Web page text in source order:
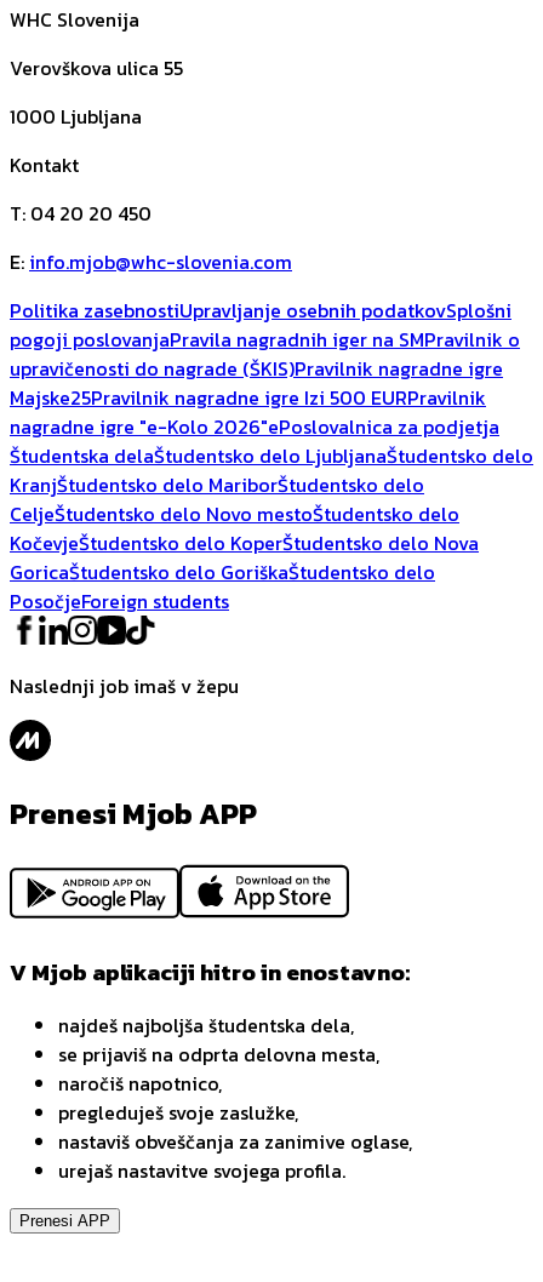
WHC Slovenija
Verovškova ulica 55
1000 Ljubljana
Kontakt
T: 04 20 20 450
E: info.mjob@whc-slovenia.com
Politika zasebnostiUpravljanje osebnih podatkovSplošni
pogoji poslovanjaPravila nagradnih iger na SMPravilnik o
upravičenosti do nagrade (ŠKIS)Pravilnik nagradne igre
Majske25Pravilnik nagradne igre Izi 500 EURPravilnik
nagradne igre "e-Kolo 2026"ePoslovalnica za podjetja
Študentska delaŠtudentsko delo LjubljanaŠtudentsko delo
KranjŠtudentsko delo MariborŠtudentsko delo
CeljeŠtudentsko delo Novo mestoŠtudentsko delo
KočevjeŠtudentsko delo KoperŠtudentsko delo Nova
GoricaŠtudentsko delo GoriškaŠtudentsko delo
PosočjeForeign students
Naslednji job imaš v žepu
Prenesi Mjob APP
V Mjob aplikaciji hitro in enostavno:
najdeš najboljša študentska dela,
se prijaviš na odprta delovna mesta,
naročiš napotnico,
pregleduješ svoje zaslužke,
nastaviš obveščanja za zanimive oglase,
urejaš nastavitve svojega profila.
Prenesi APP